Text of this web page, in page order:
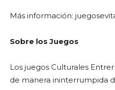
Más información:
Sobre los Juegos
Los juegos Culturales
de manera ininterrumpida